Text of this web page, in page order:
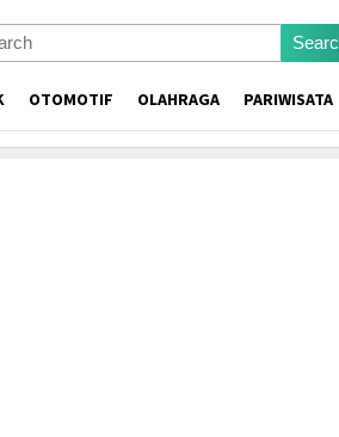
OTOMOTIF OLAHRAGA PARIWISATA